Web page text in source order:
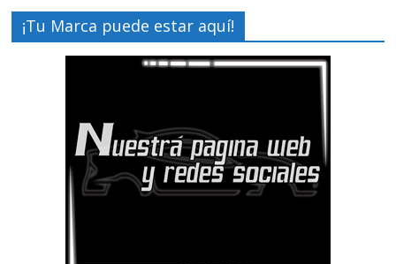
¡Tu Marca puede estar aquí!